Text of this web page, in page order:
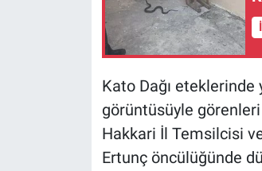
Kato Dağı eteklerinde
görüntüsüyle görenleri
Hakkari İl Temsilcisi
Ertunç öncülüğünde